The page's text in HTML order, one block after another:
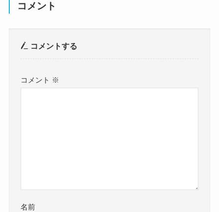
コメント
コメントする
コメント ※
名前